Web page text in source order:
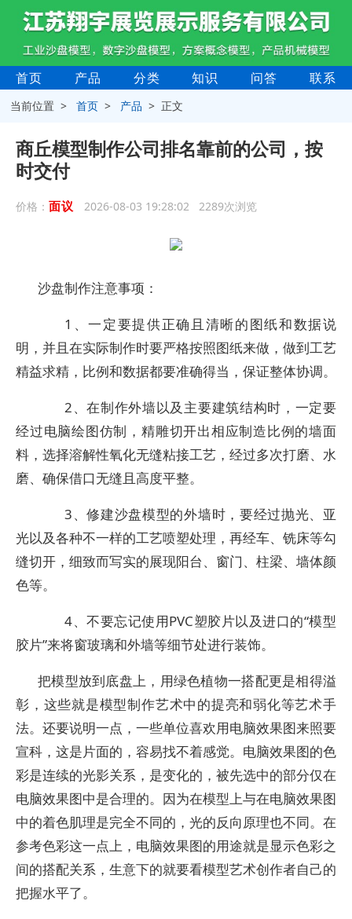
首页 产品 分类 知识 问答 联系
当前位置 >首页 > 产品 > 正文
商丘模型制作公司排名靠前的公司，按
时交付
价格： 面议 2026-08-03 19:28:02 2289次浏览
沙盘制作注意事项：
1、一定要提供正确且清晰的图纸和数据说
明，并且在实际制作时要严格按照图纸来做，做到工艺
精益求精，比例和数据都要准确得当，保证整体协调。
2、在制作外墙以及主要建筑结构时，一定要
经过电脑绘图仿制，精雕切开出相应制造比例的墙面
料，选择溶解性氧化无缝粘接工艺，经过多次打磨、水
磨、确保借口无缝且高度平整。
3、修建沙盘模型的外墙时，要经过抛光、亚
光以及各种不一样的工艺喷塑处理，再经车、铣床等勾
缝切开，细致而写实的展现阳台、窗门、柱梁、墙体颜
色等。
4、不要忘记使用PVC塑胶片以及进口的“模型
胶片”来将窗玻璃和外墙等细节处进行装饰。
把模型放到底盘上，用绿色植物一搭配更是相得溢
彰，这些就是模型制作艺术中的提亮和弱化等艺术手
法。还要说明一点，一些单位喜欢用电脑效果图来照要
宣科，这是片面的，容易找不着感觉。电脑效果图的色
彩是连续的光影关系，是变化的，被先选中的部分仅在
电脑效果图中是合理的。因为在模型上与在电脑效果图
中的着色肌理是完全不同的，光的反向原理也不同。在
参考色彩这一点上，电脑效果图的用途就是显示色彩之
间的搭配关系，生意下的就要看模型艺术创作者自己的
把握水平了。